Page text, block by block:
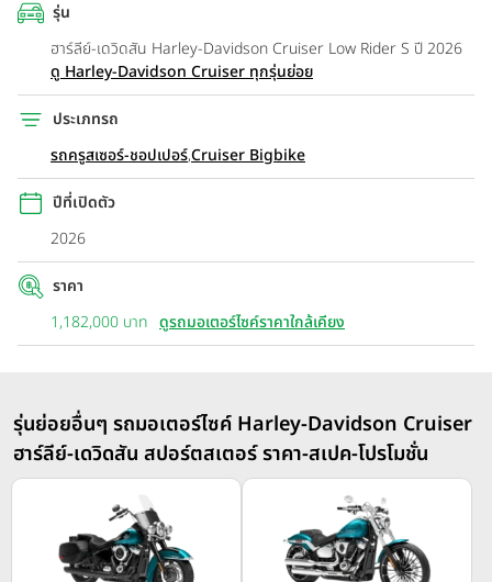
รุ่น
ฮาร์ลีย์-เดวิดสัน Harley-Davidson Cruiser Low Rider S ปี 2026
ดู Harley-Davidson Cruiser ทุกรุ่นย่อย
ประเภทรถ
รถครูสเซอร์-ชอปเปอร์,Cruiser Bigbike
ปีที่เปิดตัว
2026
ราคา
1,182,000 บาท ดูรถมอเตอร์ไซค์ราคาใกล้เคียง
รุ่นย่อยอื่นๆ รถมอเตอร์ไซค์ Harley-Davidson Cruiser
ฮาร์ลีย์-เดวิดสัน สปอร์ตสเตอร์ ราคา-สเปค-โปรโมชั่น